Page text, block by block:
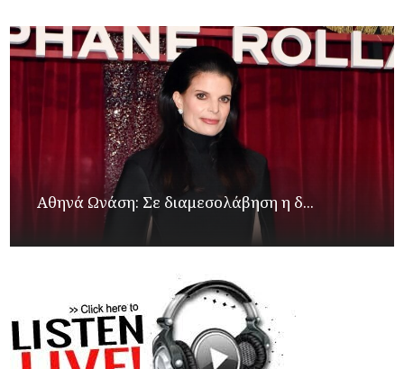
Αθηνά Ωνάση: Σε διαμεσολάβηση η δ...